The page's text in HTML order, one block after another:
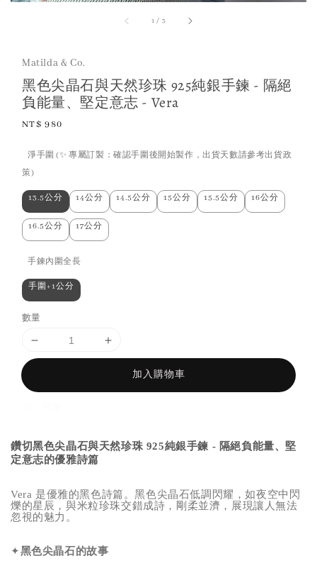
1 / 3
Matilda & Co.
黑色尖晶石與天然珍珠 925純銀手鍊 - 隔絕
負能量、堅定意志 - Vera
Regular
NT$ 980
淨手圍 (✨ 專屬訂製：確認手圍後開始製作，出貨天數請參考出貨政
策)
13.5公分 14公分 14.5公分 15公分 15.5公分 16公分
16.5公分 17公分
手鍊內圍全長
手圍+1公分
數量
加入購物車
鑽切黑色尖晶石與天然珍珠 925純銀手鍊 - 隔絕負能量、堅
定意志的優雅詩篇
Vera 是優雅的黑色詩篇。黑色尖晶石低調閃耀，如夜空中閃
爍的星辰，與米粒珍珠交錯成詩，剛柔並濟，展現讓人無法
忽視的魅力。
✦黑色尖晶石的故事